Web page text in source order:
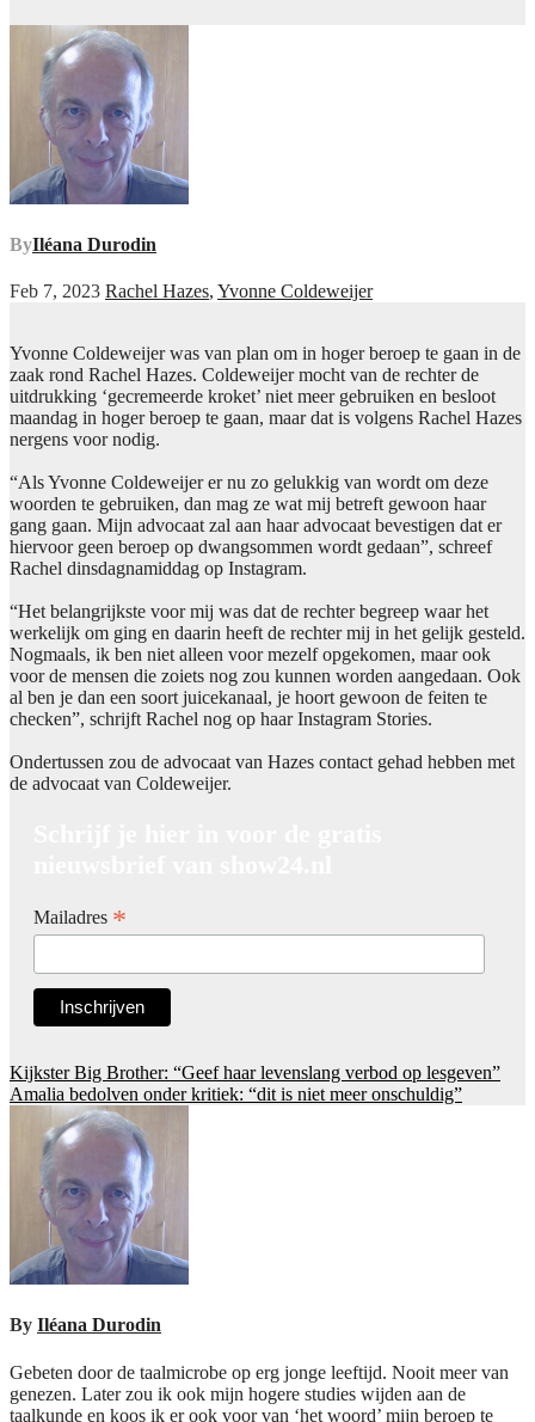
ByIléana Durodin
Feb 7, 2023 Rachel Hazes, Yvonne Coldeweijer
Yvonne Coldeweijer was van plan om in hoger beroep te gaan in de
zaak rond Rachel Hazes. Coldeweijer mocht van de rechter de
uitdrukking ‘gecremeerde kroket’ niet meer gebruiken en besloot
maandag in hoger beroep te gaan, maar dat is volgens Rachel Hazes
nergens voor nodig.
“Als Yvonne Coldeweijer er nu zo gelukkig van wordt om deze
woorden te gebruiken, dan mag ze wat mij betreft gewoon haar
gang gaan. Mijn advocaat zal aan haar advocaat bevestigen dat er
hiervoor geen beroep op dwangsommen wordt gedaan”, schreef
Rachel dinsdagnamiddag op Instagram.
“Het belangrijkste voor mij was dat de rechter begreep waar het
werkelijk om ging en daarin heeft de rechter mij in het gelijk gesteld.
Nogmaals, ik ben niet alleen voor mezelf opgekomen, maar ook
voor de mensen die zoiets nog zou kunnen worden aangedaan. Ook
al ben je dan een soort juicekanaal, je hoort gewoon de feiten te
checken”, schrijft Rachel nog op haar Instagram Stories.
Ondertussen zou de advocaat van Hazes contact gehad hebben met
de advocaat van Coldeweijer.
Mailadres *
Post
navigation
Kijkster Big Brother: “Geef haar levenslang verbod op lesgeven”
Amalia bedolven onder kritiek: “dit is niet meer onschuldig”
By Iléana Durodin
Gebeten door de taalmicrobe op erg jonge leeftijd. Nooit meer van
genezen. Later zou ik ook mijn hogere studies wijden aan de
taalkunde en koos ik er ook voor van ‘het woord’ mijn beroep te